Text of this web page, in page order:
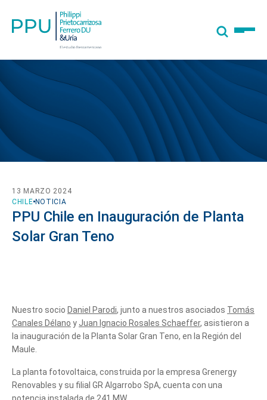
CHILE NOTICIA
13 MARZO 2024
PPU Chile en Inauguración de Planta
Solar Gran Teno
Nuestro socio Daniel Parodi, junto a nuestros asociados Tomás
Canales Délano y Juan Ignacio Rosales Schaeffer, asistieron a
la inauguración de la Planta Solar Gran Teno, en la Región del
Maule.
La planta fotovoltaica, construida por la empresa Grenergy
Renovables y su filial GR Algarrobo SpA, cuenta con una
potencia instalada de 241 MW.